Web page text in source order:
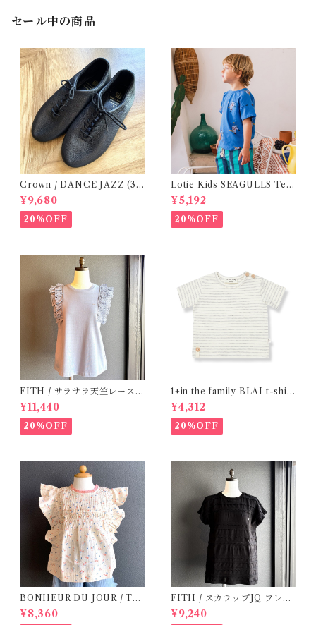
セール中の商品
Crown / DANCE JAZZ (3:2
2cm / 6:24-24,5 ) Black
¥9,680
20%OFF
Lotie Kids SEAGULLS Tee
(12m- 8Y)
¥5,192
20%OFF
FITH / サラサラ天竺レースT
シャツ (BL) / 145・155
¥11,440
20%OFF
1+in the family BLAI t-shirt
(Grey)
¥4,312
20%OFF
BONHEUR DU JOUR / TO
SCANE BlOUSE (Rose 2~6
Y)
¥8,360
FITH / スカラップJQ フレン
チスリーブTシャツ (Black) /
Size 1・2
¥9,240